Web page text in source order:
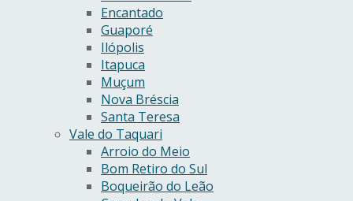
Encantado
Guaporé
Ilópolis
Itapuca
Muçum
Nova Bréscia
Santa Teresa
Vale do Taquari
Arroio do Meio
Bom Retiro do Sul
Boqueirão do Leão